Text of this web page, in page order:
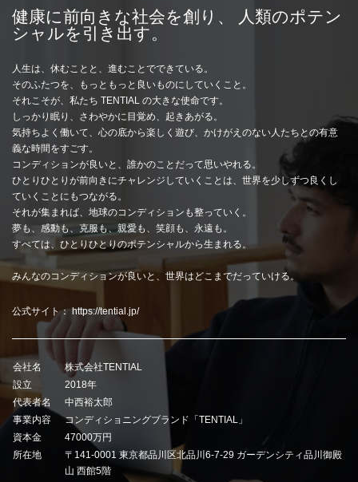
健康に前向きな社会を創り、 人類のポテン
シャルを引き出す。
人生は、休むことと、進むことでできている。
そのふたつを、もっともっと良いものにしていくこと。
それこそが、私たち TENTIAL の大きな使命です。
しっかり眠り、さわやかに目覚め、起きあがる。
気持ちよく働いて、心の底から楽しく遊び、かけがえのない人たちとの有意
義な時間をすごす。
コンディションが良いと、誰かのことだって思いやれる。
ひとりひとりが前向きにチャレンジしていくことは、世界を少しずつ良くし
ていくことにもつながる。
それが集まれば、地球のコンディションも整っていく。
夢も、感動も、克服も、親愛も、笑顔も、永遠も。
すべては、ひとりひとりのポテンシャルから生まれる。
みんなのコンディションが良いと、世界はどこまでだっていける。
公式サイト：https://tential.jp/
会社名
株式会社TENTIAL
設立
2018年
代表者名
中西裕太郎
事業内容
コンディショニングブランド「TENTIAL」
資本金
47000万円
所在地
〒141-0001 東京都品川区北品川6-7-29 ガーデンシティ品川御殿
山 西館5階